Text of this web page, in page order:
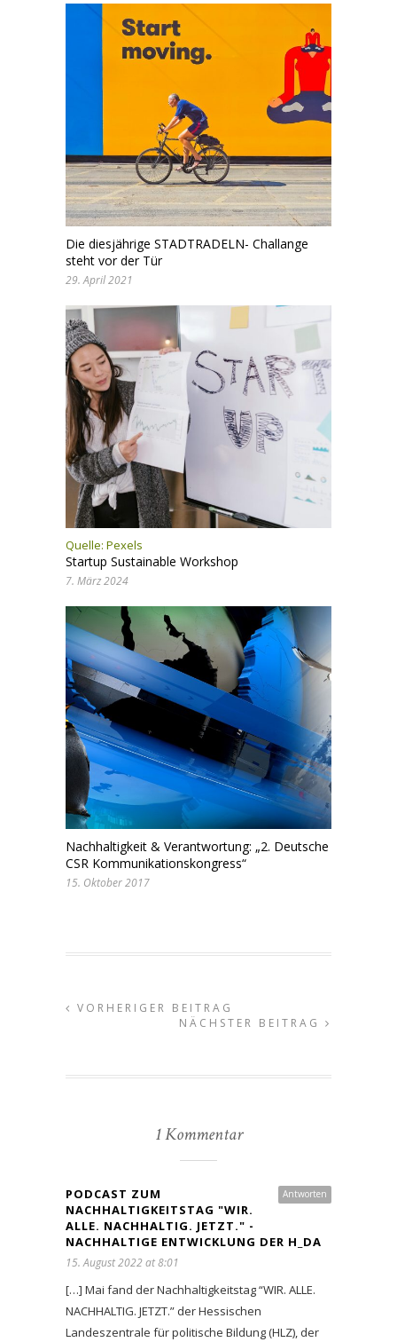
Die diesjährige STADTRADELN- Challange
steht vor der Tür
29. April 2021
Quelle: Pexels
Startup Sustainable Workshop
7. März 2024
Nachhaltigkeit & Verantwortung: „2. Deutsche
CSR Kommunikationskongress“
15. Oktober 2017
VORHERIGER BEITRAG
NÄCHSTER BEITRAG
1 Kommentar
Antworten
PODCAST ZUM
NACHHALTIGKEITSTAG "WIR.
ALLE. NACHHALTIG. JETZT." -
NACHHALTIGE ENTWICKLUNG DER H_DA
15. August 2022 at 8:01
[…] Mai fand der Nachhaltigkeitstag “WIR. ALLE.
NACHHALTIG. JETZT.” der Hessischen
Landeszentrale für politische Bildung (HLZ), der